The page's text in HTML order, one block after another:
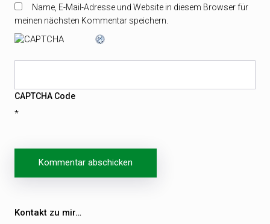
Name, E-Mail-Adresse und Website in diesem Browser für
meinen nächsten Kommentar speichern.
CAPTCHA Code
*
Beitragsnavigation
Kontakt zu mir…